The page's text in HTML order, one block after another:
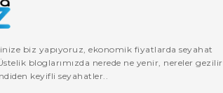
biz yapıyoruz, ekonomik fiyatlarda seyahat
bloglarımızda nerede ne yenir, nereler gezilir
keyifli seyahatler..